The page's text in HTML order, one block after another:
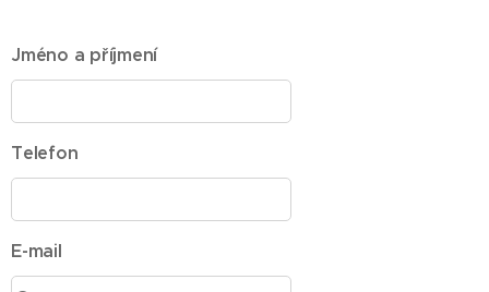
Jméno a příjmení
Telefon
E-mail